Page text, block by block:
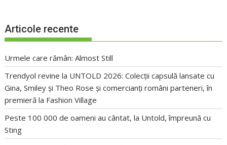
Articole recente
Urmele care rămân: Almost Still
Trendyol revine la UNTOLD 2026: Colecții capsulă lansate cu
Gina, Smiley și Theo Rose și comercianți români parteneri, în
premieră la Fashion Village
Peste 100 000 de oameni au cântat, la Untold, împreună cu
Sting